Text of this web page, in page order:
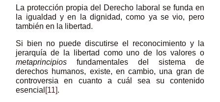
La protección propia del Derecho laboral se funda en
la igualdad y en la dignidad, como ya se vio, pero
también en la libertad.
Si bien no puede discutirse el reconocimiento y la
jerarquía de la libertad como uno de los valores o
metaprincipiosfundamentales del sistema de
derechos humanos, existe, en cambio, una gran de
controversia en cuanto a cuál sea su contenido
esencial [11].